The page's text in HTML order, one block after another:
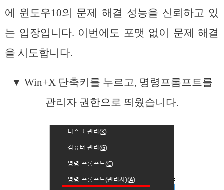
에 윈도우10의 문제 해결 성능을 신뢰하고 있
는 입장입니다. 이번에도 포맷 없이 문제 해결
을 시도합니다.
▼ Win+X 단축키를 누르고, 명령프롬프트를
관리자 권한으로 띄웠습니다.